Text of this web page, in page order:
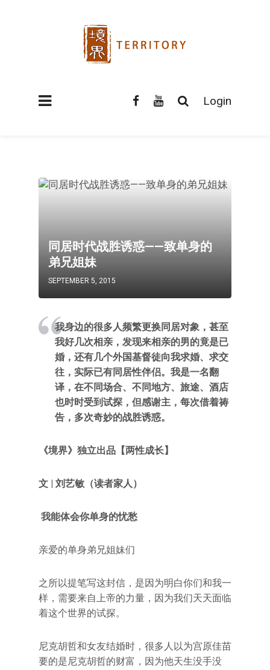
Login
同居时代战胜诱惑——致单身的
弟兄姐妹
SEPTEMBER 5, 2015
我身边的很多人频繁更换同居对象，甚至
我好几次相亲，发现来相亲的男的竟是已
婚，还有几个外国基督徒向我求婚、求交
往，实际已有同居性伴侣。我是一名翻
译，在不同场合、不同地方、旅途、酒店
也时时受到试探，但感谢主，每次借着祷
告，多次奇妙的战胜诱惑。
《境界》独立出品【两性成长】
文 | 刘艺敏（读者家人）
我能体会你单身的忧愁
亲爱的单身弟兄姐妹们
之所以提笔写这封信，是因为明白你们和我一
样，需要来自上帝的力量，因为我们天天面临
着这个世界的试探。
尼克胡哲和女友结婚时，很多人以为宫原佳苗
要的是尼克胡哲的财富，因为他天生没手没